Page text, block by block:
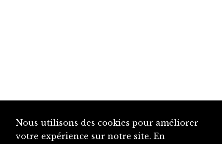
Nous utilisons des cookies pour améliorer
votre expérience sur notre site. En